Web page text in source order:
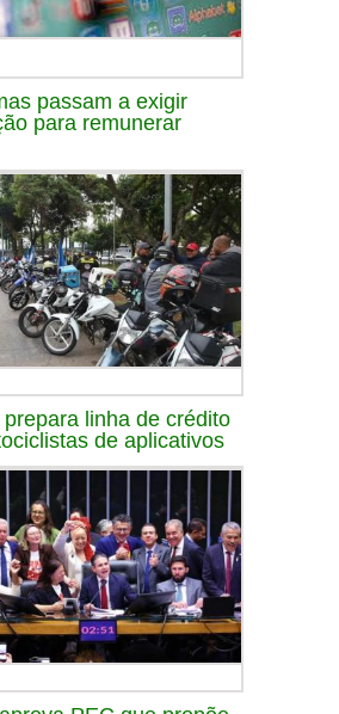
passam a exigir
para remunerar
linha de crédito
de aplicativos